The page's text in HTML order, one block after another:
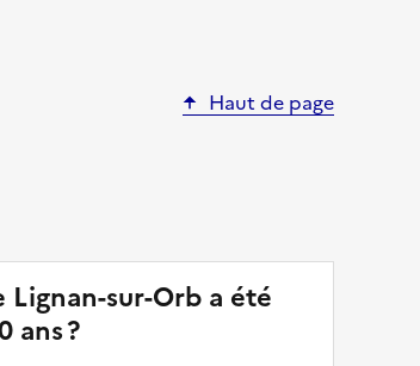
Haut de page
Lignan-sur-Orb a été
ans ?